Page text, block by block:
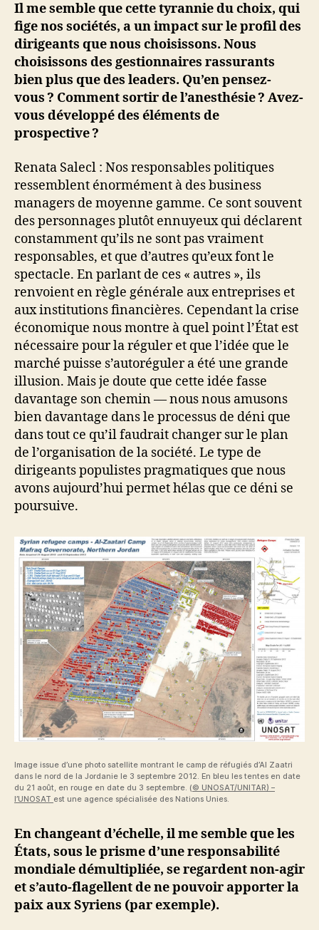
Il me semble que cette tyrannie du choix, qui
fige nos sociétés, a un impact sur le profil des
dirigeants que nous choisissons. Nous
choisissons des gestionnaires rassurants
bien plus que des leaders. Qu’en pensez-
vous ? Comment sortir de l’anesthésie ? Avez-
vous développé des éléments de
prospective ?
Renata Salecl : Nos responsables politiques
ressemblent énormément à des business
managers de moyenne gamme. Ce sont souvent
des personnages plutôt ennuyeux qui déclarent
constamment qu’ils ne sont pas vraiment
responsables, et que d’autres qu’eux font le
spectacle. En parlant de ces « autres », ils
renvoient en règle générale aux entreprises et
aux institutions financières. Cependant la crise
économique nous montre à quel point l’État est
nécessaire pour la réguler et que l’idée que le
marché puisse s’autoréguler a été une grande
illusion. Mais je doute que cette idée fasse
davantage son chemin — nous nous amusons
bien davantage dans le processus de déni que
dans tout ce qu’il faudrait changer sur le plan
de l’organisation de la société. Le type de
dirigeants populistes pragmatiques que nous
avons aujourd’hui permet hélas que ce déni se
poursuive.
Image issue d’une photo satellite montrant le camp de réfugiés d’Al Zaatri
dans le nord de la Jordanie le 3 septembre 2012. En bleu les tentes en date
du 21 août, en rouge en date du 3 septembre. (© UNOSAT/UNITAR) –
l’UNOSAT est une agence spécialisée des Nations Unies.
En changeant d’échelle, il me semble que les
États, sous le prisme d’une responsabilité
mondiale démultipliée, se regardent non-agir
et s’auto-flagellent de ne pouvoir apporter la
paix aux Syriens (par exemple).